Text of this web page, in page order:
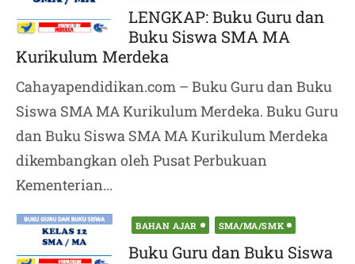
on
LENGKAP: Buku Guru dan
Buku Siswa SMA MA
Kurikulum Merdeka
Cahayapendidikan.com – Buku Guru dan Buku
Siswa SMA MA Kurikulum Merdeka. Buku Guru
dan Buku Siswa SMA MA Kurikulum Merdeka
dikembangkan oleh Pusat Perbukuan
Kementerian...
Posted
on
BAHAN AJAR SMA/MA/SMK
Buku Guru dan Buku Siswa